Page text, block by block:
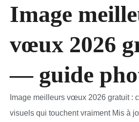
Image
vœux 2026
— guide
Image meilleurs vœux 2026 gratuit :
visuels qui touchent vraiment Mis à